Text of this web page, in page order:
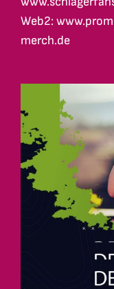
Web2:
merch.de